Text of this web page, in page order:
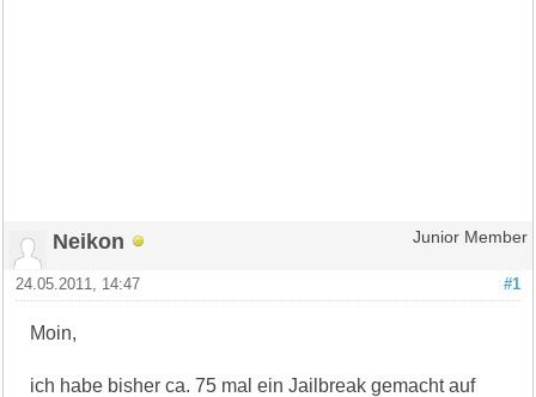
Neikon Junior Member
#1
24.05.2011, 14:47
Moin,
ich habe bisher ca. 75 mal ein Jailbreak gemacht auf